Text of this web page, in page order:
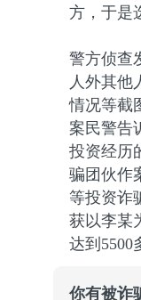
方，于是
警方侦查
人外其他
情况等截
案民警告
投资经历
骗团伙作
等投资诈
获以李某
达到5500
你有被诈